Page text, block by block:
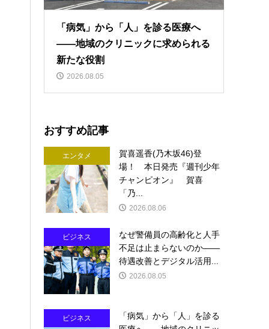
「病気」から「人」を診る医療へ
――地域のクリニックに求められる
新たな役割
2026.08.05
おすすめ記事
エンタメ
賀喜遥香(乃木坂46)登
場！ 本日発売『週刊少年
チャンピオン』 賀喜
「乃...
2026.08.06
ビジネス
なぜ警備員の高齢化と人手
不足は止まらないのか――
待遇改善とデジタル活用...
2026.08.05
ビジネス
「病気」から「人」を診る